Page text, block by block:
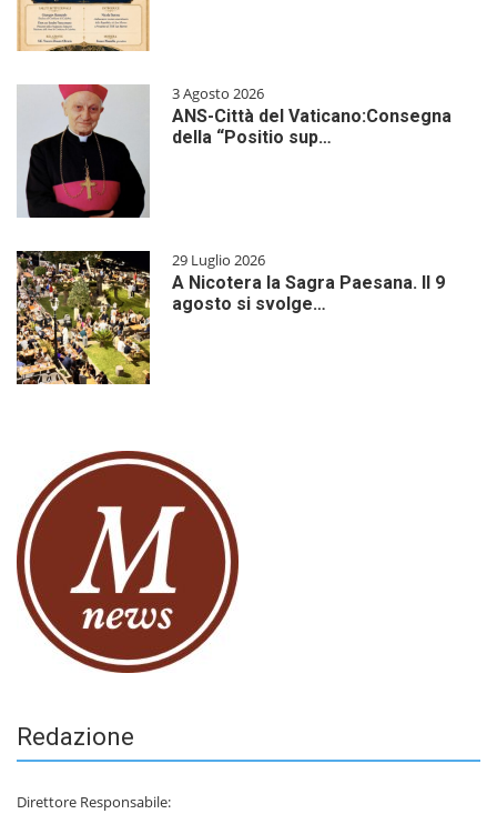
3 Agosto 2026
ANS-Città del Vaticano:Consegna
della “Positio sup…
29 Luglio 2026
A Nicotera la Sagra Paesana. Il 9
agosto si svolge…
Redazione
Direttore Responsabile: